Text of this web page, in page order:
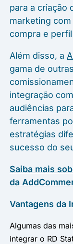
para a criação
marketing
compra e
Além disso, a
gama de
integração
audiências
ferramentas
estratégias
sucesso do
Saiba mais
da
Vantagens da
Algumas das
integrar o RD